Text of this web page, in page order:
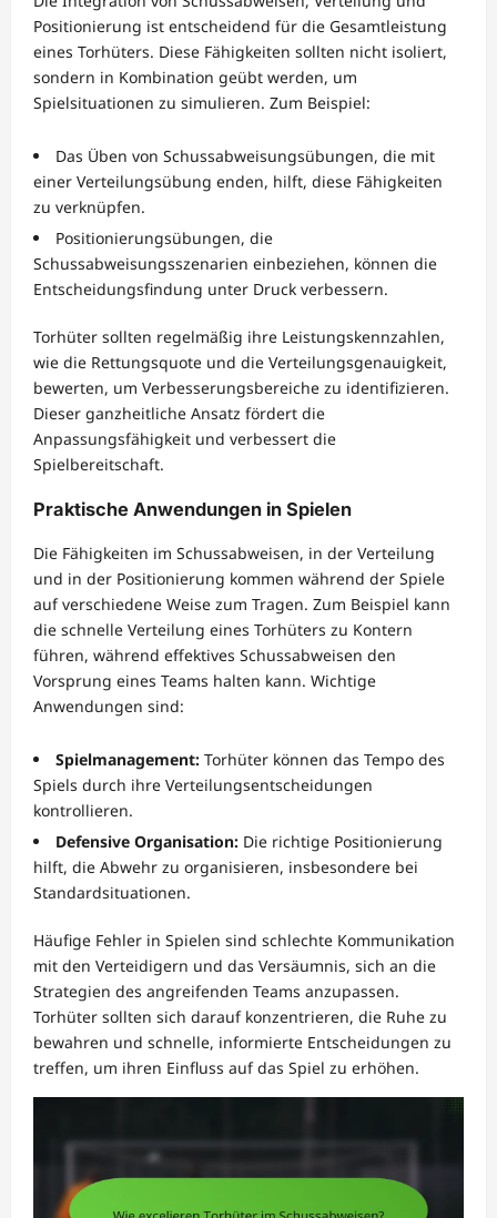
Positionierung ist entscheidend für die Gesamtleistung
eines Torhüters. Diese Fähigkeiten sollten nicht isoliert,
sondern in Kombination geübt werden, um
Spielsituationen zu simulieren. Zum Beispiel:
Das Üben von Schussabweisungsübungen, die mit
einer Verteilungsübung enden, hilft, diese Fähigkeiten
zu verknüpfen.
Positionierungsübungen, die
Schussabweisungsszenarien einbeziehen, können die
Entscheidungsfindung unter Druck verbessern.
Torhüter sollten regelmäßig ihre Leistungskennzahlen,
wie die Rettungsquote und die Verteilungsgenauigkeit,
bewerten, um Verbesserungsbereiche zu identifizieren.
Dieser ganzheitliche Ansatz fördert die
Anpassungsfähigkeit und verbessert die
Spielbereitschaft.
Praktische Anwendungen in Spielen
Die Fähigkeiten im Schussabweisen, in der Verteilung
und in der Positionierung kommen während der Spiele
auf verschiedene Weise zum Tragen. Zum Beispiel kann
die schnelle Verteilung eines Torhüters zu Kontern
führen, während effektives Schussabweisen den
Vorsprung eines Teams halten kann. Wichtige
Anwendungen sind:
Spielmanagement: Torhüter können das Tempo des
Spiels durch ihre Verteilungsentscheidungen
kontrollieren.
Defensive Organisation: Die richtige Positionierung
hilft, die Abwehr zu organisieren, insbesondere bei
Standardsituationen.
Häufige Fehler in Spielen sind schlechte Kommunikation
mit den Verteidigern und das Versäumnis, sich an die
Strategien des angreifenden Teams anzupassen.
Torhüter sollten sich darauf konzentrieren, die Ruhe zu
bewahren und schnelle, informierte Entscheidungen zu
treffen, um ihren Einfluss auf das Spiel zu erhöhen.